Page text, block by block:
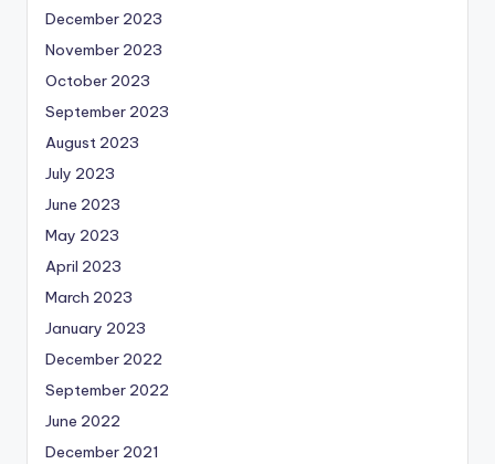
December 2023
November 2023
October 2023
September 2023
August 2023
July 2023
June 2023
May 2023
April 2023
March 2023
January 2023
December 2022
September 2022
June 2022
December 2021